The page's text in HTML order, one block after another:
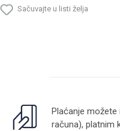
Sačuvajte u listi želja
Plaćanje
računa), platnim